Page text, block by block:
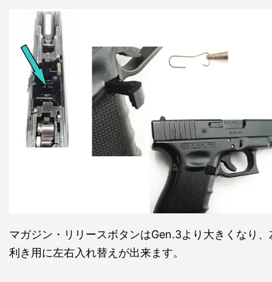
マガジン・リリースボタンはGen.3より大きくなり、
利き用に左右入れ替えが出来ます。